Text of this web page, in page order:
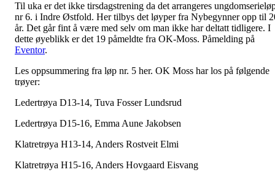
Til uka er det ikke tirsdagstrening da det arrangeres
nr 6. i Indre Østfold. Her tilbys det løyper fra Nybegynner opp til
år. Det går fint å være med selv om man ikke har deltatt tidligere. I
dette øyeblikk er det 19 påmeldte fra OK-Moss. Påmelding på
Eventor.
Les oppsummering fra løp nr. 5 her. OK Moss har los på følgende
trøyer:
Ledertrøya D13-14, Tuva Fosser Lundsrud
Ledertrøya D15-16, Emma Aune Jakobsen
Klatretrøya H13-14, Anders Rostveit Elmi
Klatretrøya H15-16, Anders Hovgaard Eisvang